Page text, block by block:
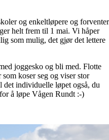
og enkeltløpere og forventer
helt frem til 1 mai. Vi håper
som mulig, det gjør det lettere
joggesko og bli med. Flotte
koser seg og viser stor
det individuelle løpet også, du
å løpe Vågen Rundt :-)